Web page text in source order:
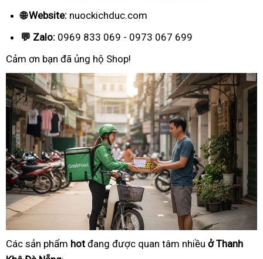
🌐 Website: nuockichduc.com
💬 Zalo: 0969 833 069 - 0973 067 699
Cảm ơn bạn đã ủng hộ Shop!
Các sản phẩm hot đang được quan tâm nhiều ở Thanh